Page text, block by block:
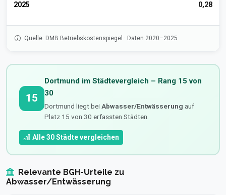
2025 0,28
Quelle: DMB Betriebskostenspiegel · Daten 2020–2025
15
Dortmund im Städtevergleich – Rang 15 von
30
Dortmund liegt bei Abwasser/Entwässerung auf
Platz 15 von 30 erfassten Städten.
Alle 30 Städte vergleichen
Relevante BGH-Urteile zu
Abwasser/Entwässerung